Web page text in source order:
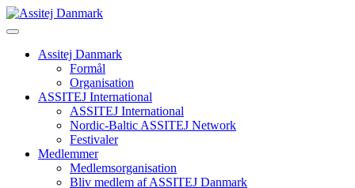
Skip
to
Assitej Danmark
Formål
Organisation
ASSITEJ International
ASSITEJ International
Nordic-Baltic ASSITEJ Network
Festivaler
Medlemmer
Medlemsorganisation
Bliv medlem af ASSITEJ Danmark